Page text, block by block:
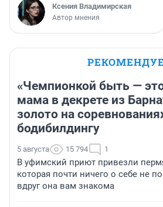
Ксения Владимирская
Автор мнения
«Чемпионкой быть —
мама в декрете из
золото на
бодибилдингу
5 августа 15 794 1
В уфимский приют привезли
которая почти ничего о себе не
вдруг она вам знакома